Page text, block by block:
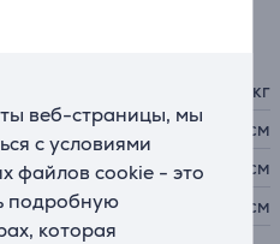
веб-страницы, мы
с условиями
файлов cookie - это
подробную
которая
13,51 кг
36 см
35 см
39,5 см